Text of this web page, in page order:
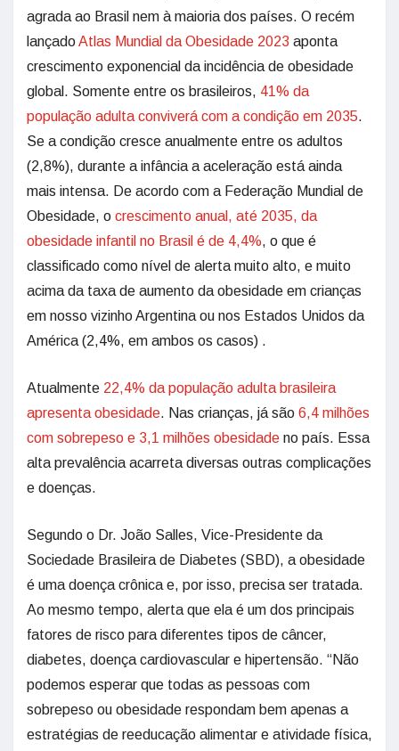
agrada ao Brasil nem à maioria dos países. O recém
lançadoAtlas Mundial da Obesidade 2023 aponta
crescimento exponencial da incidência de obesidade
global. Somente entre os brasileiros, 41% da
população adulta conviverá com a condição em 2035.
Se a condição cresce anualmente entre os adultos
(2,8%), durante a infância a aceleração está ainda
mais intensa. De acordo com a Federação Mundial de
Obesidade, o crescimento anual, até 2035, da
obesidade infantil no Brasil é de 4,4%, o que é
classificado como nível de alerta muito alto, e muito
acima da taxa de aumento da obesidade em crianças
em nosso vizinho Argentina ou nos Estados Unidos da
América (2,4%, em ambos os casos) .
Atualmente 22,4% da população adulta brasileira
apresenta obesidade. Nas crianças, já são 6,4 milhões
com sobrepeso e 3,1 milhões obesidade no país. Essa
alta prevalência acarreta diversas outras complicações
e doenças.
Segundo o Dr. João Salles, Vice-Presidente da
Sociedade Brasileira de Diabetes (SBD), a obesidade
é uma doença crônica e, por isso, precisa ser tratada.
Ao mesmo tempo, alerta que ela é um dos principais
fatores de risco para diferentes tipos de câncer,
diabetes, doença cardiovascular e hipertensão. “Não
podemos esperar que todas as pessoas com
sobrepeso ou obesidade respondam bem apenas a
estratégias de reeducação alimentar e atividade física,